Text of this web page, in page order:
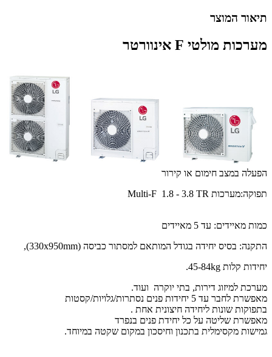
תיאור המוצר
מערכות מולטי F אינוורטר
הפעלה במצב חימום או קירור
תפוקה:מערכות Multi-F 1.8 - 3.8 TR
כמות מאיידים: עד 5 מאיידים
התקנה: בסיס יחידה בגודל המותאם למסתור כביסה (330x950mm),
יחידות קלות 45-84kg.
מערכת למיזוג דירות, בתי יוקרה ועוד.
מאפשרת לחבר עד 5 יחידות פנים נסתרות/גלויות/קסטות
בתפוקות שונות ליחידה חיצונית אחת .
מאפשרת שליטה על כל יחידת פנים בנפרד
גמישות מקסימלית בתכנון וחיסכון במקום שקטה במיוחד.